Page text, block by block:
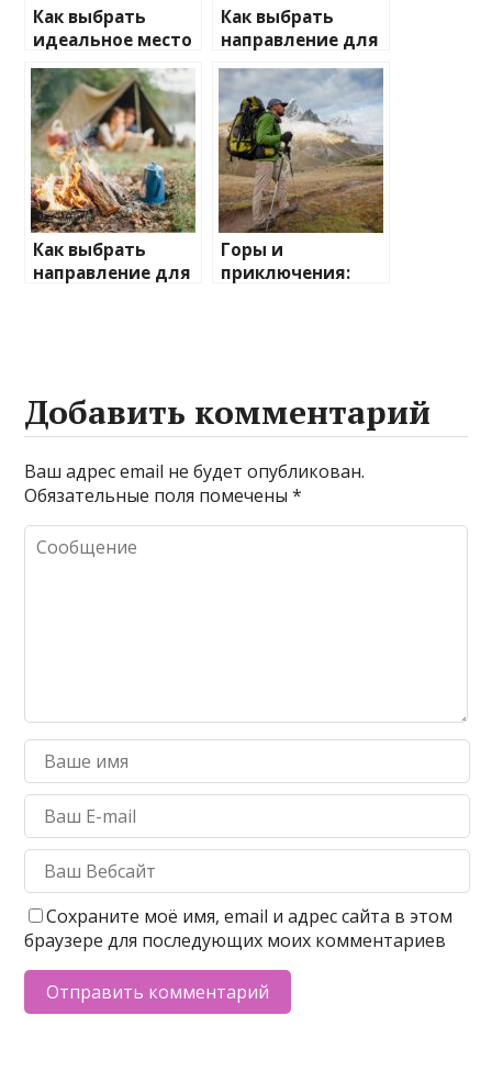
Как выбрать
идеальное место
для зимнего
отдыха
Как выбрать
направление для
отдыха с детьми
Как выбрать
направление для
Горы и
приключения:
Добавить комментарий
Ваш адрес email не будет опубликован.
Обязательные поля помечены*
Сохраните моё имя, email и адрес сайта в этом
браузере для последующих моих комментариев